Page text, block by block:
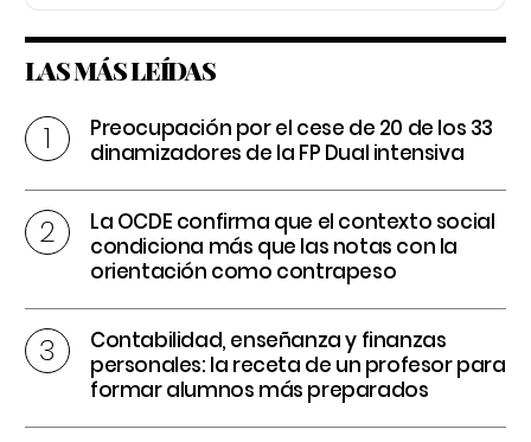
LAS MÁS LEÍDAS
Preocupación por el cese de 20 de los 33
dinamizadores de la FP Dual intensiva
La OCDE confirma que el contexto social
condiciona más que las notas con la
orientación como contrapeso
Contabilidad, enseñanza y finanzas
personales: la receta de un profesor para
formar alumnos más preparados